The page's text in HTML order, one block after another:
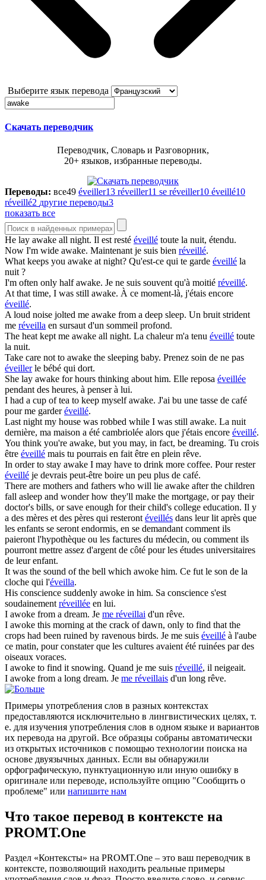
Выберите язык перевода
Скачать переводчик
Переводчик, Словарь и Разговорник,
20+ языков, избранные переводы.
Переводы: все49 éveiller13 réveiller11 se réveiller10 éveillé10
réveillé2 другие переводы3
показать все
He lay awake all night. Il est resté éveillé toute la nuit, étendu.
Now I'm wide awake. Maintenant je suis bien réveillé.
What keeps you awake at night? Qu'est-ce qui te garde éveillé la
nuit ?
I'm often only halfawake. Je ne suis souvent qu'à moitié réveillé.
At that time, I was still awake. À ce moment-là, j'étais encore
éveillé.
A loud noise jolted me awake from a deep sleep. Un bruit strident
me réveilla en sursaut d'un sommeil profond.
The heat kept me awake all night. La chaleur m'a tenu éveillé toute
la nuit.
Take care not to awake the sleeping baby. Prenez soin de ne pas
éveillerle bébé qui dort.
She lay awake for hours thinking about him. Elle reposa éveillée
pendant des heures, à penser à lui.
I had a cup of tea to keep myselfawake. J'ai bu une tasse de café
pour me garderéveillé.
Last night my house was robbed while I was still awake. La nuit
dernière, ma maison a été cambriolée alors que j'étais encore éveillé.
You think you're awake, but you may, in fact, be dreaming. Tu crois
être éveillé mais tu pourrais en fait être en plein rêve.
In order to stay awake I may have to drink more coffee. Pour rester
éveillé je devrais peut-être boire un peu plus de café.
There are mothers and fathers who will lie awake after the children
fall asleep and wonder how they'll make the mortgage, or pay their
doctor's bills, or save enough for their child's college education. Il y
a des mères et des pères qui resterontéveillés dans leur lit après que
les enfants se seront endormis, en se demandant comment ils
paieront l'hypothèque ou les factures du médecin, ou comment ils
pourront mettre assez d'argent de côté pour les études universitaires
de leur enfant.
It was the sound of the bell which awoke him. Ce fut le son de la
cloche qui l'éveilla.
His conscience suddenly awoke in him. Sa conscience s'est
soudainementréveillée en lui.
I awoke from a dream. Je me réveillai d'un rêve.
I awoke this morning at the crack of dawn, only to find that the
crops had been ruined by ravenous birds. Je me suis éveillé à l'aube
ce matin, pour constater que les cultures avaient été ruinées par des
oiseaux voraces.
I awoke to find it snowing. Quand je me suis réveillé, il neigeait.
I awoke from a long dream. Je me réveillais d'un long rêve.
Примеры употребления слов в разных контекстах
предоставляются исключительно в лингвистических целях, т.
е. для изучения употребления слов в одном языке и вариантов
их перевода на другой. Все образцы собраны автоматически
из открытых источников с помощью технологии поиска на
основе двуязычных данных. Если вы обнаружили
орфографическую, пунктуационную или иную ошибку в
оригинале или переводе, используйте опцию "Сообщить о
проблеме" или напишите нам
Что такое перевод в контексте на
PROMT.One
Раздел «Контексты» на PROMT.One – это ваш переводчик в
контексте, позволяющий находить реальные примеры